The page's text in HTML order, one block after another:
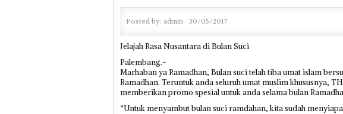
Posted by: admin 30/05/2017
Jelajah Rasa Nusantara di Bulan Suci
Palembang.-
Marhaban ya Ramadhan, Bulan suci telah tiba umat islam
Ramadhan. Teruntuk anda seluruh umat muslim khususnya,
memberikan promo spesial untuk anda selama bulan
“Untuk menyambut bulan suci ramdahan, kita sudah